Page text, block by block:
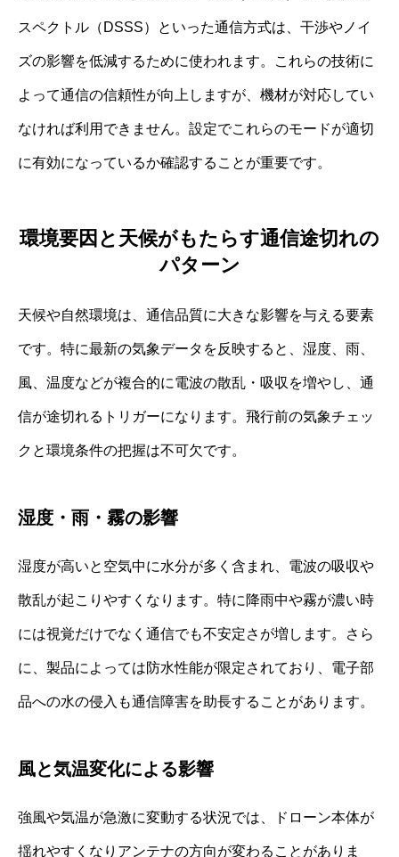
スペクトル（DSSS）といった通信方式は、干渉やノイ
ズの影響を低減するために使われます。これらの技術に
よって通信の信頼性が向上しますが、機材が対応してい
なければ利用できません。設定でこれらのモードが適切
に有効になっているか確認することが重要です。
環境要因と天候がもたらす通信途切れの
パターン
天候や自然環境は、通信品質に大きな影響を与える要素
です。特に最新の気象データを反映すると、湿度、雨、
風、温度などが複合的に電波の散乱・吸収を増やし、通
信が途切れるトリガーになります。飛行前の気象チェッ
クと環境条件の把握は不可欠です。
湿度・雨・霧の影響
湿度が高いと空気中に水分が多く含まれ、電波の吸収や
散乱が起こりやすくなります。特に降雨中や霧が濃い時
には視覚だけでなく通信でも不安定さが増します。さら
に、製品によっては防水性能が限定されており、電子部
品への水の侵入も通信障害を助長することがあります。
風と気温変化による影響
強風や気温が急激に変動する状況では、ドローン本体が
揺れやすくなりアンテナの方向が変わることがありま